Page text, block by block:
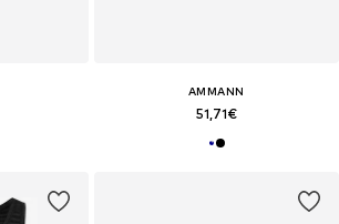
AMMANN
51,71€